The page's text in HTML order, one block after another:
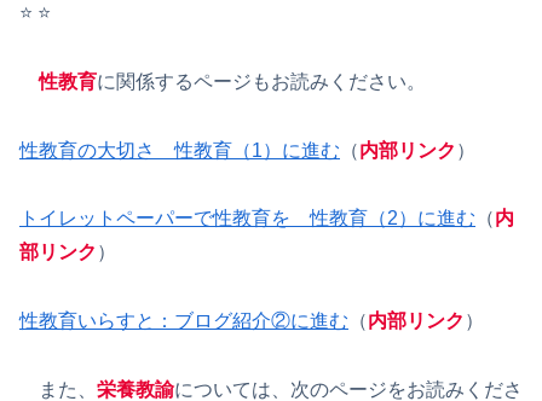
⭐️ ⭐️
性教育に関係するページもお読みください。
性教育の大切さ 性教育（1）に進む （内部リンク ）
トイレットペーパーで性教育を 性教育（2）に進む （内
部リンク ）
性教育いらすと：ブログ紹介②に進む （内部リンク ）
また、 栄養教諭については、次のページをお読みくださ